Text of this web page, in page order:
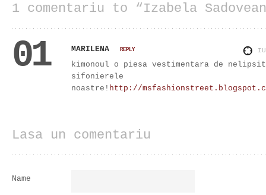
1 comentariu to “Izabela
01 MARILENA REPLY
kimonoul o piesa vestimentara de
sifonierele
noastre! http://
Lasa un comentariu
Name